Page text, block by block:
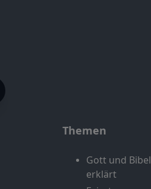
Themen
Gott und Bibel
erklärt